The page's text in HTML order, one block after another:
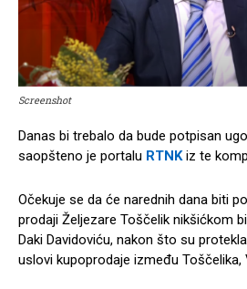
Screenshot
Danas bi trebalo da bude potpisan
saopšteno je portalu RTNKiz te
Očekuje se da će narednih dana biti
prodaji Željezare Toščelik nikšićkom
Daki Davidoviću, nakon što su
uslovi kupoprodaje između Toščelika,